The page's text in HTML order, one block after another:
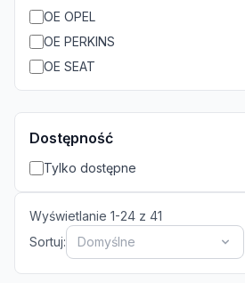
OE OPEL
OE PERKINS
OE SEAT
Dostępność
Tylko dostępne
Wyświetlanie 1-24 z 41
Sortuj:
Domyślne